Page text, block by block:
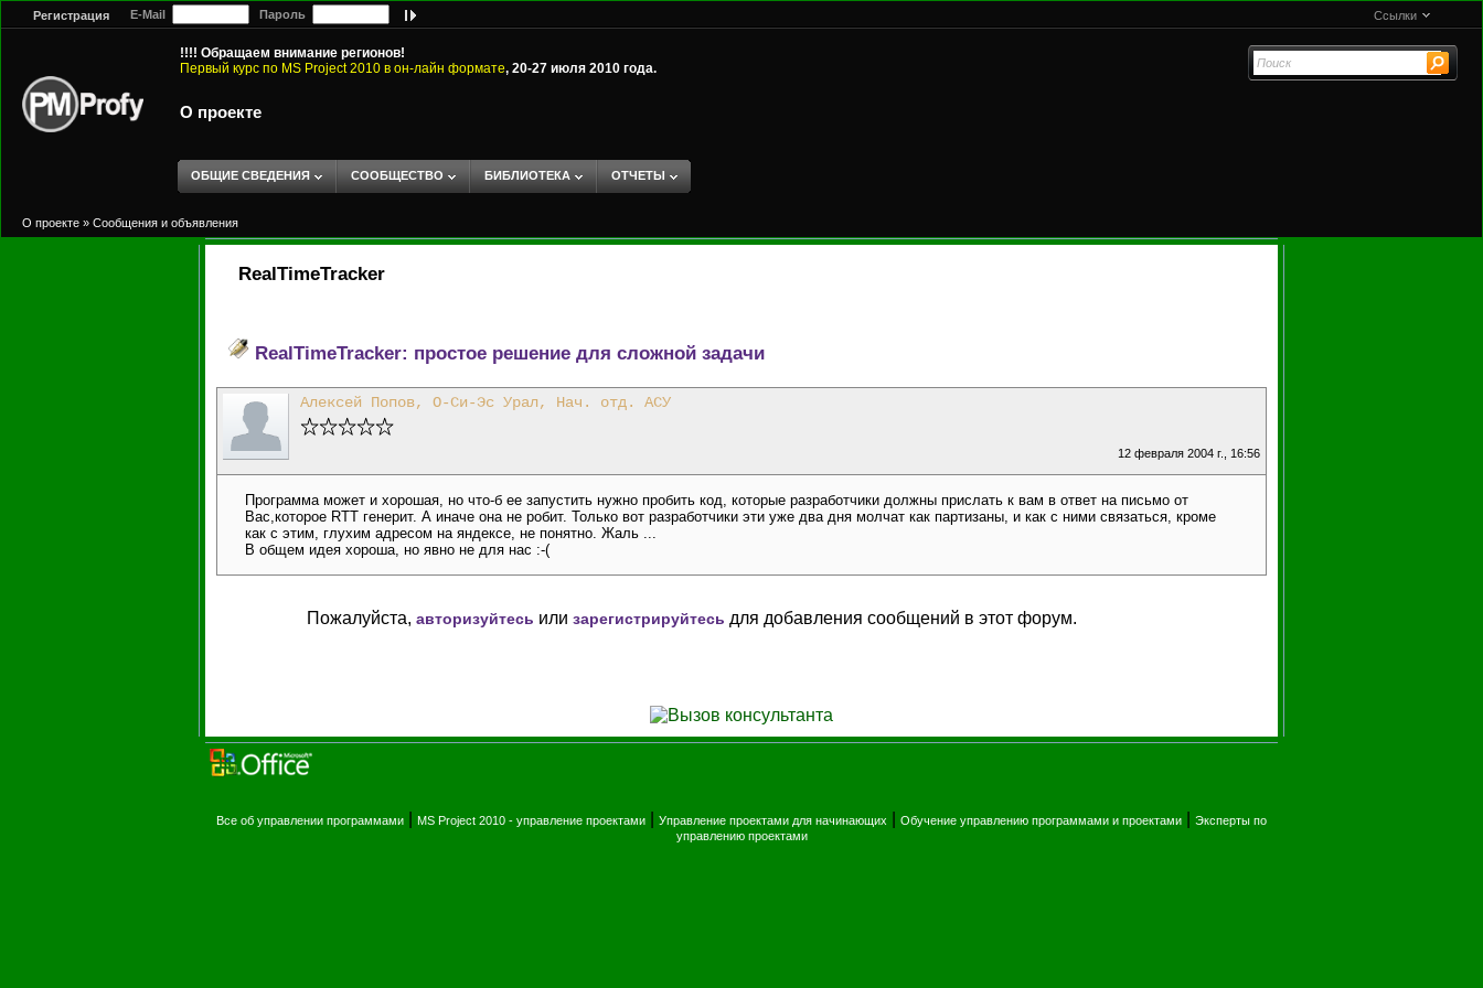
Регистрация E-Mail Пароль Ссылки
!!!! Обращаем внимание регионов!
Первый курс по MS Project 2010 в он-лайн формате, 20-27 июля 2010 года.
О проекте
ОБЩИЕ СВЕДЕНИЯ СООБЩЕСТВО БИБЛИОТЕКА ОТЧЕТЫ
О проекте » Сообщения и объявления
RealTimeTracker
RealTimeTracker: простое решение для сложной задачи
Алексей Попов, О-Си-Эс Урал, Нач. отд. АСУ
12 февраля 2004 г., 16:56
Программа может и хорошая, но что-б ее запустить нужно пробить код, которые разработчики должны прислать к вам в ответ на письмо от
Вас,которое RTT генерит. А иначе она не робит. Только вот разработчики эти уже два дня молчат как партизаны, и как с ними связаться, кроме
как с этим, глухим адресом на яндексе, не понятно. Жаль ...
В общем идея хороша, но явно не для нас :-(
Пожалуйста, авторизуйтесь или зарегистрируйтесь для добавления сообщений в этот форум.
Все об управлении программами MS Project 2010 - управление проектами Управление проектами для начинающих Обучение управлению программами и проектами
Эксперты по
управлению проектами